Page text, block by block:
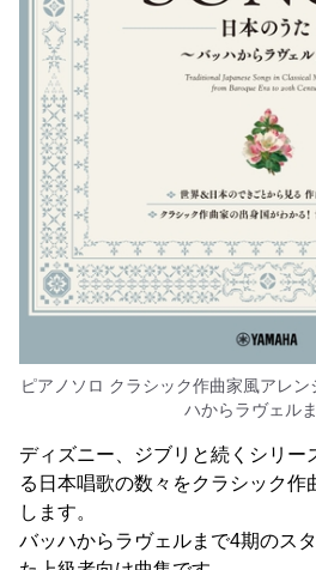
ピアノソロ クラシック作曲家風アレ
ハからラヴェル
ディズニー、ジブリと続くシリー
る日本唱歌の数々をクラシック作
します。
バッハからラヴェルまで4期のス